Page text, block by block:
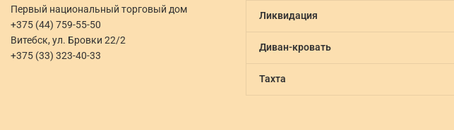
Первый национальный торговый дом
+375 (44) 759-55-50
Витебск, ул. Бровки 22/2
+375 (33) 323-40-33
Ликвидация
Диван-кровать
Тахта